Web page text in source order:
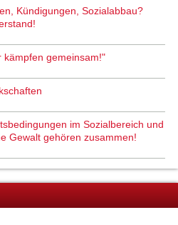
Kündigungen, Sozialabbau?
kämpfen gemeinsam!"
im Sozialbereich und
Gewalt gehören zusammen!